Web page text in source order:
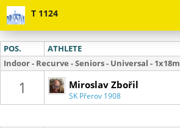
T 1124
POS. ATHLETE
Indoor - Recurve - Seniors - Universal - 1x18m
1 Miroslav Zbořil
SK Přerov 1908